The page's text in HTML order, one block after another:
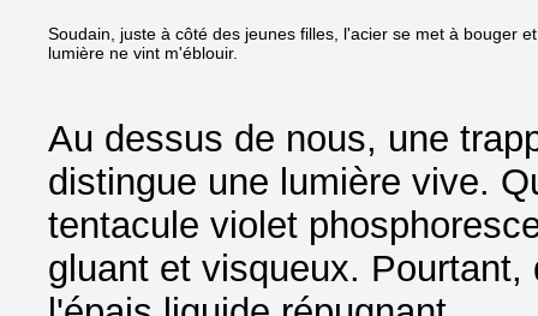
Soudain, juste à côté des jeunes filles, l'acier se met à bouger
lumière ne vint m'éblouir.
Au dessus de nous, une
distingue une lumière vive.
tentacule violet
gluant et visqueux.